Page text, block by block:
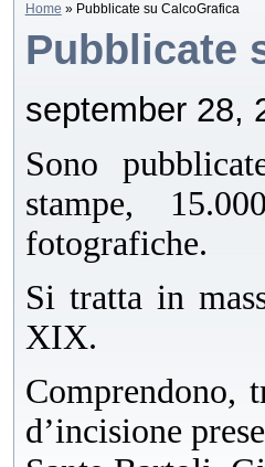
Home » Pubblicate su CalcoGrafica
Pubblicate
september 28,
Sono
stampe,
fotografiche.
Si tratta in
XIX.
Comprendono,
d’incisione